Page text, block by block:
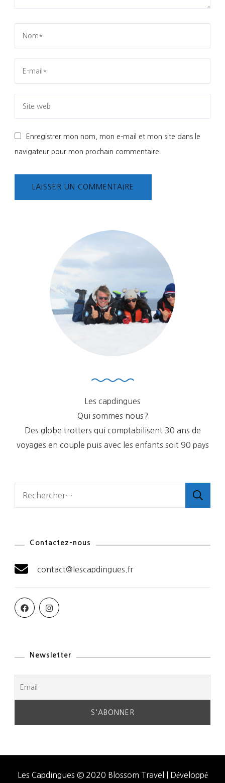
Enregistrer mon nom, mon e-mail et mon site dans le
navigateur pour mon prochain commentaire.
Les capdingues
Qui sommes nous?
Des globe trotters qui comptabilisent 30 ans de
voyages en couple puis avec les enfants soit 90 pays
Contactez-nous
contact@lescapdingues.fr
Newsletter
Les Capdingues © 2020 Blossom Travel | Développé